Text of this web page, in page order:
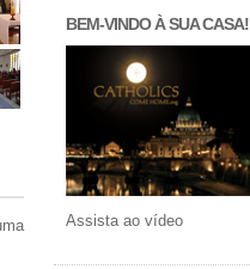
BEM-VINDO À SUA CASA!
Assista ao vídeo